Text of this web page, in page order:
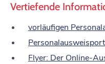
Vertiefende
vorläufigen
Flyer: Der Online-